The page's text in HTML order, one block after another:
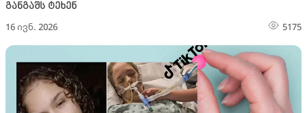
განგაშს ტეხენ
16 ივნ. 2026 5175